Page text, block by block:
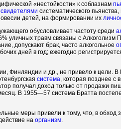
«нестойкости» к соблазнам
свидетелями систематического
детей, на формировании их
обусловливает частоту среди
уличных травм связаны с Алкоголизм
допускают брак, часто алкогольное
дней в год; ежегодно
Финляндии и др., не привело к цели. В
система, которая позднее с
получал доход только от продажи
В 1955—57 система Братта
меры привели к тому, что, в обход
на организм.